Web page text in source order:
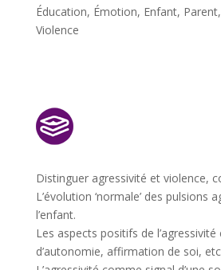
Éducation, Émotion, Enfant, Parent,
Violence
Distinguer agressivité et violence,
L’évolution ‘normale’ des pulsions
l’enfant.
Les aspects positifs de l’agressivité
d’autonomie, affirmation de soi,